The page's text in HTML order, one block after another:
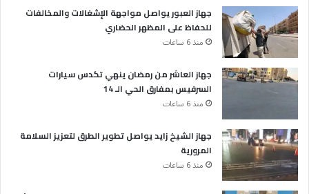
جهاز العبور يواصل مواجهة الإشغالات والمخالفات
للحفاظ على المظهر الحضاري
منذ 6 ساعات
جهاز العاشر من رمضان ينهي تكدس سيارات
السرفيس بمفارق الحي الـ 14
منذ 6 ساعات
جهاز الشيخ زايد يواصل تطوير الطرق لتعزيز السلامة
المرورية
منذ 6 ساعات